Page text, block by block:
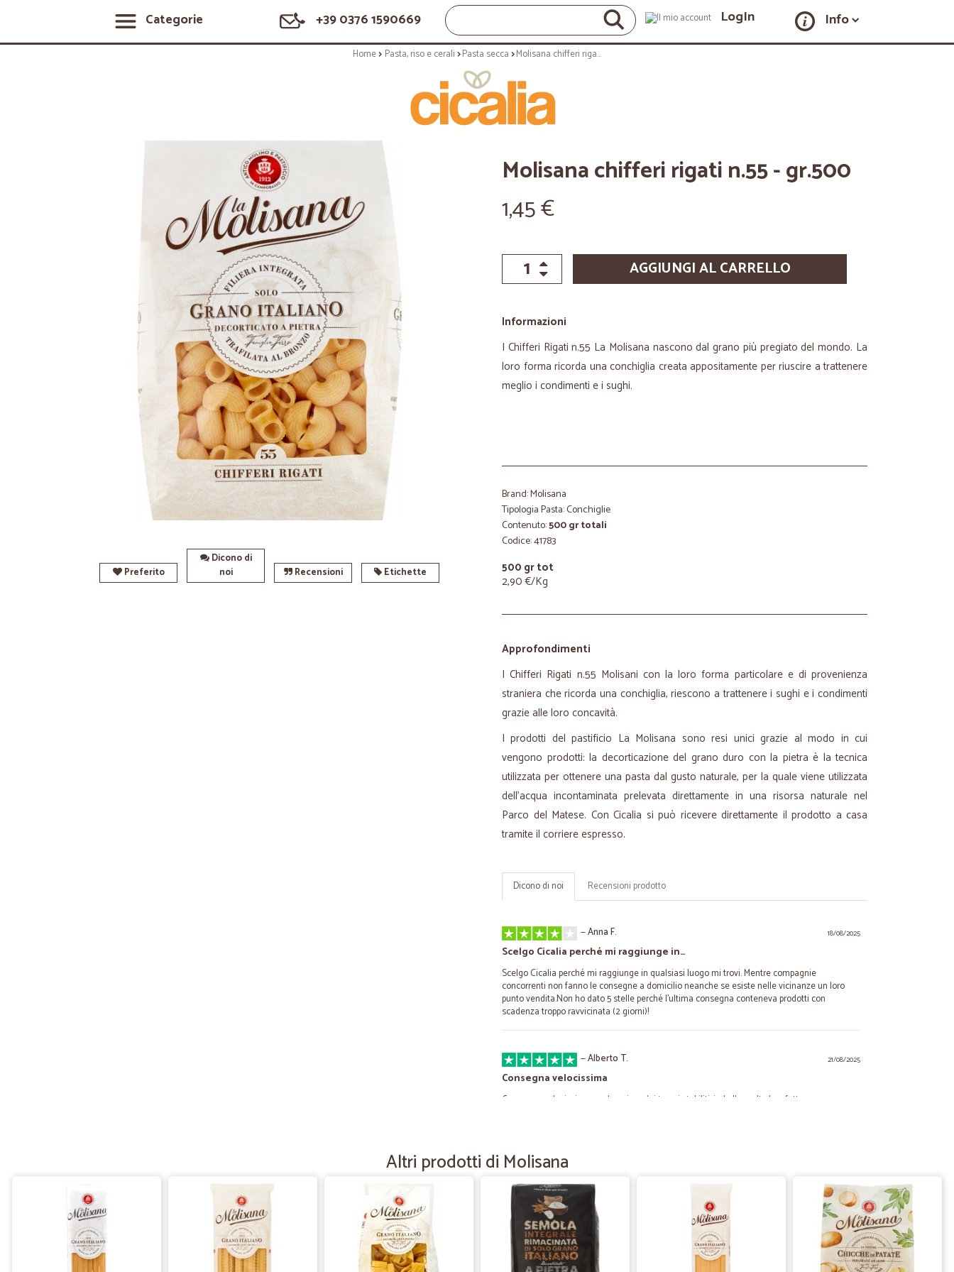
Categorie +39 0376 1590669 LogIn Info
Home Pasta, riso e cerali Pasta secca Molisana chifferi rigati n.55 - gr.500
Preferito
Dicono di
noi
Recensioni Etichette
Molisana chifferi rigati n.55 - gr.500
1,45 €
AGGIUNGI AL CARRELLO
Informazioni
I Chifferi Rigati n.55 La Molisana nascono dal grano più pregiato del mondo. La
loro forma ricorda una conchiglia creata appositamente per riuscire a trattenere
meglio i condimenti e i sughi.
Brand: Molisana
Tipologia Pasta: Conchiglie
Contenuto:500 gr totali
Codice: 41783
500 gr tot
2,90 €/Kg
Approfondimenti
I Chifferi Rigati n.55 Molisani con la loro forma particolare e di provenienza
straniera che ricorda una conchiglia, riescono a trattenere i sughi e i condimenti
grazie alle loro concavità.
I prodotti del pastificio La Molisana sono resi unici grazie al modo in cui
vengono prodotti: la decorticazione del grano duro con la pietra è la tecnica
utilizzata per ottenere una pasta dal gusto naturale, per la quale viene utilizzata
dell'acqua incontaminata prelevata direttamente in una risorsa naturale nel
Parco del Matese. Con Cicalia si può ricevere direttamente il prodotto a casa
tramite il corriere espresso.
Dicono di noi Recensioni prodotto
18/08/2025
—Anna F.
Scelgo Cicalia perché mi raggiunge in…
Scelgo Cicalia perché mi raggiunge in qualsiasi luogo mi trovi. Mentre compagnie
concorrenti non fanno le consegne a domicilio neanche se esiste nelle vicinanze un loro
punto vendita.Non ho dato 5 stelle perché l’ultima consegna conteneva prodotti con
scadenza troppo ravvicinata (2 giorni)!
21/08/2025
—Alberto T.
Consegna velocissima
Consegna velocissima, anche prima dei tempi stabiliti, imballo molto ben fatto
Tutto perfetto
Tutto perfetto. Dall'ordine all'arrivo, velocissimo, della merce.
28/12/2022
Luciano C.
Azienda di sicuro affidamento
Altri prodotti di Molisana